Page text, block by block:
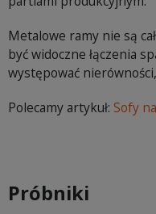
Metalowe ramy nie są
być widoczne łączenia
występować
Polecamy artykuł: Sofy
Próbniki